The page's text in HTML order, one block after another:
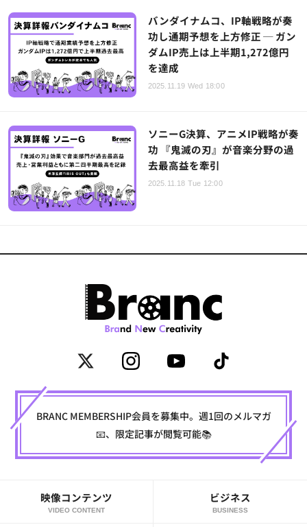
バンダイナムコ、IP軸戦略が奏
功し通期予想を上方修正 ─ ガン
ダムIP売上は上半期1,272億円
を達成
2025.11.19 Wed 18:00
ソニーG決算、アニメIP戦略が奏
功 『鬼滅の刃』が音楽分野の過
去最高益を牽引
2025.11.18 Tue 12:00
BRANC MEMBERSHIP会員を募集中。週1回のメルマガ
📧、限定記事が閲覧可能📚
映像コンテンツ
VIDEO CONTENT
ビジネス
BUSINESS